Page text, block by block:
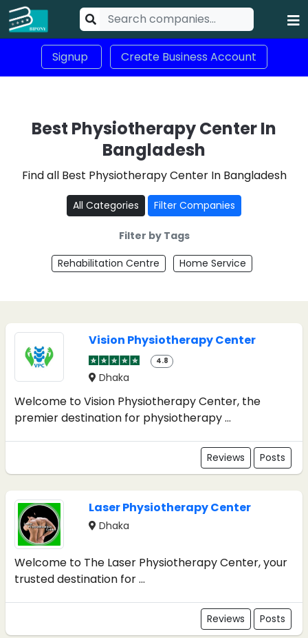
Signup Create Business Account
Best Physiotherapy Center In
Bangladesh
Find all Best Physiotherapy Center In Bangladesh
All Categories Filter Companies
Filter by Tags
Rehabilitation Centre Home Service
Vision Physiotherapy Center
4.8
Dhaka
Welcome to Vision Physiotherapy Center, the
premier destination for physiotherapy ...
Reviews Posts
Laser Physiotherapy Center
Dhaka
Welcome to The Laser Physiotherapy Center, your
trusted destination for ...
Reviews Posts